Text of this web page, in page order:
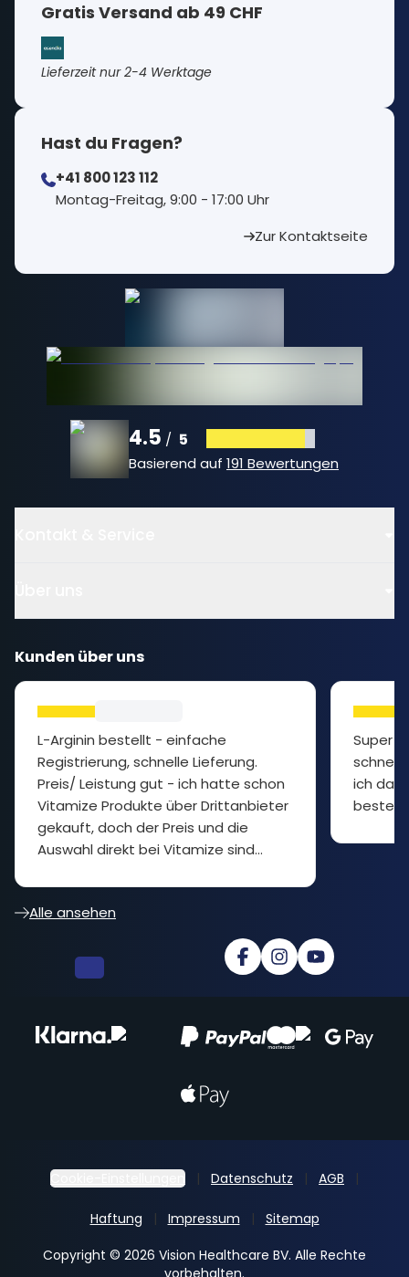
Gratis Versand ab 49 CHF
Lieferzeit nur 2-4 Werktage
Hast du Fragen?
+41 800 123 112
⁠Montag-Freitag, 9:00 - 17:00 Uhr
Zur Kontaktseite
4.5 / 5
Basierend auf 191 Bewertungen
Kunden über uns
L-Arginin bestellt - einfache
Registrierung, schnelle Lieferung.
Preis/ Leistung gut - ich hatte schon
Vitamize Produkte über Drittanbieter
gekauft, doch der Preis und die
Auswahl direkt bei Vitamize sind
Super
ich das
Alle ansehen
Cookie-Einstellungen Datenschutz AGB
Haftung Impressum
Sitemap
Copyright © 2026 Vision Healthcare BV. Alle Rechte